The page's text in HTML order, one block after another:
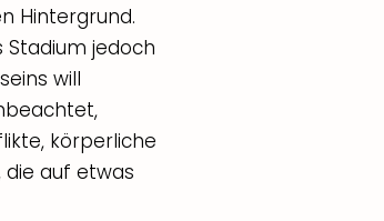
Hintergrund.
Stadium jedoch
will
körperliche
die auf etwas